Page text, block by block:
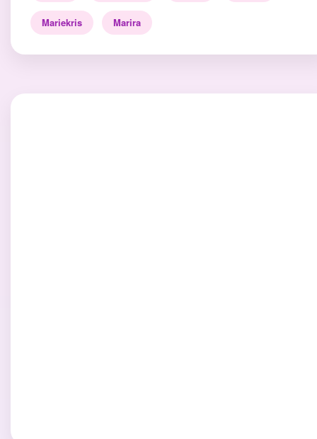
Mariekris Marira